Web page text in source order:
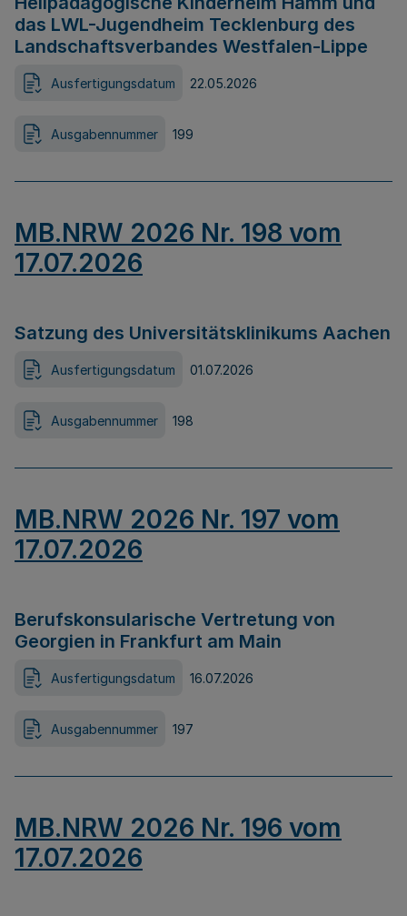
das LWL-Jugendheim Tecklenburg des
Landschaftsverbandes Westfalen-Lippe
Ausfertigungsdatum 22.05.2026
Ausgabennummer 199
MB.NRW 2026 Nr. 198 vom
17.07.2026
Satzung des Universitätsklinikums Aachen
Ausfertigungsdatum 01.07.2026
Ausgabennummer 198
MB.NRW 2026 Nr. 197 vom
17.07.2026
Berufskonsularische Vertretung von
Georgien in Frankfurt am Main
Ausfertigungsdatum 16.07.2026
Ausgabennummer 197
MB.NRW 2026 Nr. 196 vom
17.07.2026